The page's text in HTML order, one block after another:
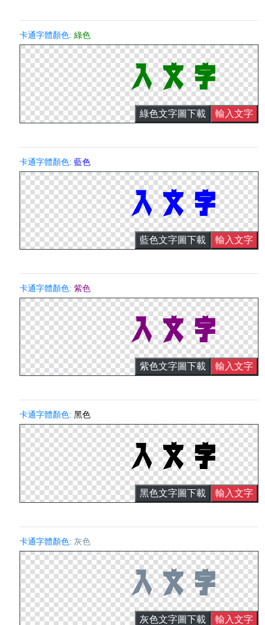
卡通字體顏色:綠色
綠色文字圖下載 輸入文字
卡通字體顏色:藍色
藍色文字圖下載 輸入文字
卡通字體顏色:紫色
紫色文字圖下載 輸入文字
卡通字體顏色:黑色
黑色文字圖下載 輸入文字
卡通字體顏色: 灰色
灰色文字圖下載 輸入文字